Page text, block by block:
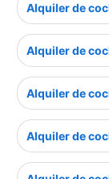
Alquiler de
Alquiler de
Alquiler de
Alquiler de